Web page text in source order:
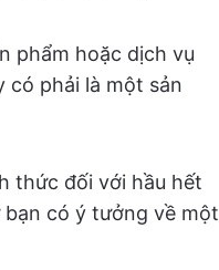
phẩm hoặc dịch vụ
có phải là một sản
thức đối với hầu hết
có ý tưởng về một